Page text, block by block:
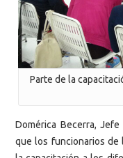
Parte de la
Domérica Becerra,
que los funcionarios de